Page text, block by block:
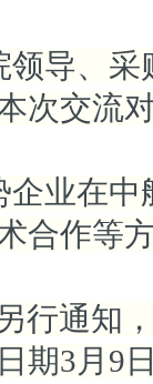
领导、
次交流
企业在
合作等
行通知
期3月9